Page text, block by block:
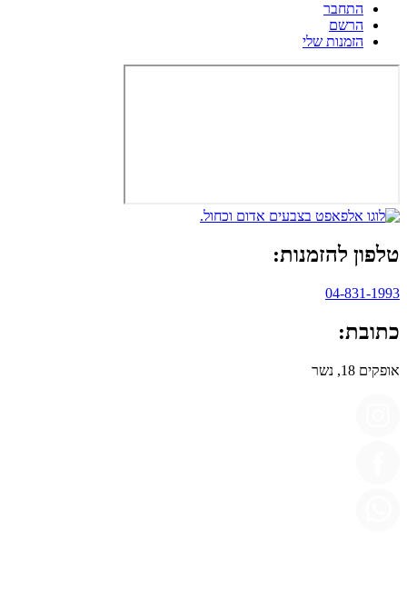
התחבר
הרשם
הזמנות שלי
טלפון להזמנות:
04-831-1993
כתובת:
אופקים 18, נשר